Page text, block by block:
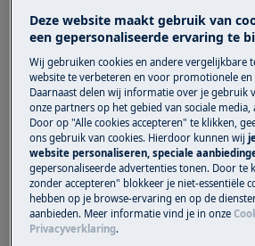
Wasmachine vult zich met
apparaat nog niet
Wasmachine loopt van zelf
wanneer het apparaat uit
Heeft betrekking op
Wasmachine
Oplossing
Als de wasmachine zich
Deze website maakt gebruik van
een gepersonaliseerde ervaring te
Wij gebruiken cookies en andere vergelijkbare
website te verbeteren en voor promotionele
Daarnaast delen wij informatie over je gebruik
onze partners op het gebied van sociale media,
Door op "Alle cookies accepteren" te klikken,
ons gebruik van cookies. Hierdoor kunnen wij
website personaliseren, speciale
gepersonaliseerde advertenties tonen. Door te
zonder accepteren" blokkeer je niet-essentiële
hebben op je browse-ervaring en op de
aanbieden. Meer informatie vind je in onze
Privacyverklaring.